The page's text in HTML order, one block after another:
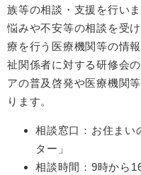
族等の相談・支援を行い
悩みや不安等の相談を受
療を行う医療機関等の情
祉関係者に対する研修会
アの普及啓発や医療機関
ります。
相談窓口：お住まい
ター」
相談時間：9時から